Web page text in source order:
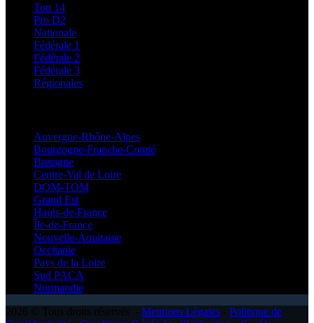
Top 14
Pro D2
Nationale
Fédérale 1
Fédérale 2
Fédérale 3
Régionales
Auvergne-Rhône-Alpes
Bourgogne-Franche-Comté
Bretagne
Centre-Val de Loire
DOM-TOM
Grand Est
Hauts-de-France
Île-de-France
Nouvelle-Aquitaine
Occitanie
Pays de la Loire
Sud PACA
Normandie
Mentions Légales
Politique de